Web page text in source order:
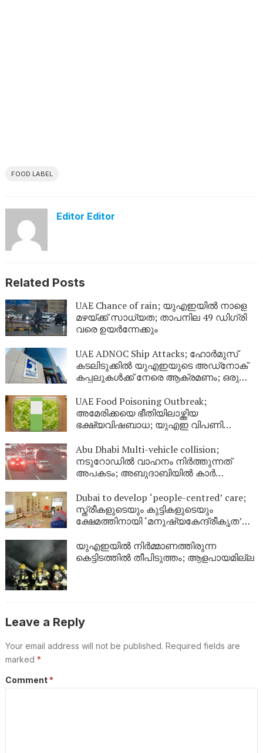
FOOD LABEL
Editor Editor
Related Posts
UAE Chance of rain; യുഎഇയിൽ നാളെ
മഴയ്ക്ക് സാധ്യത; താപനില 49 ഡിഗ്രി
വരെ ഉയർന്നേക്കും
UAE ADNOC Ship Attacks; ഹോർമുസ്
കടലിടുക്കിൽ യുഎഇയുടെ അഡ്‌നോക്
കപ്പലുകൾക്ക് നേരെ ആക്രമണം; ഒരു
UAE Food Poisoning Outbreak;
അമേരിക്കയെ ഭീതിയിലാഴ്ത്തിയ
ഭക്ഷ്യവിഷബാധ; യുഎഇ വിപണി
Abu Dhabi Multi-vehicle collision;
നടുറോഡിൽ വാഹനം നിർത്തുന്നത്
അപകടം; അബുദാബിയിൽ കാർ
Dubai to develop ‘people-centred’ care;
സ്ത്രീകളുടെയും കുട്ടികളുടെയും
ക്ഷേമത്തിനായി ‘മനുഷ്യകേന്ദ്രീകൃത’
യുഎഇയിൽ നിർമ്മാണത്തിരുന്ന
കെട്ടിടത്തിൽ തീപിടുത്തം; ആളപായമില്ല
Leave a Reply
Your email address will not be published. Required fields are
marked *
Comment *